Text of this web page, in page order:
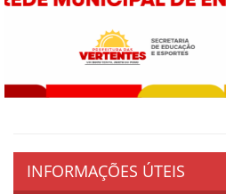
INFORMAÇÕES ÚTEIS